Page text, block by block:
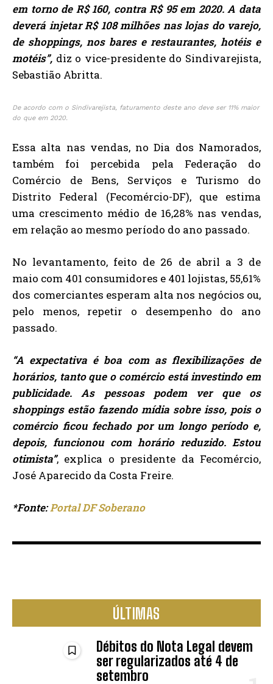
em torno de R$ 160, contra R$ 95 em 2020. A data
deverá injetar R$ 108 milhões nas lojas do varejo,
de shoppings, nos bares e restaurantes, hotéis e
motéis”, diz o vice-presidente do Sindivarejista,
Sebastião Abritta.
De acordo com o Sindivarejista, faturamento deste ano deve ser 11% maior
do que em 2020.
Essa alta nas vendas, no Dia dos Namorados,
também foi percebida pela Federação do
Comércio de Bens, Serviços e Turismo do
Distrito Federal (Fecomércio-DF), que estima
uma crescimento médio de 16,28% nas vendas,
em relação ao mesmo período do ano passado.
No levantamento, feito de 26 de abril a 3 de
maio com 401 consumidores e 401 lojistas, 55,61%
dos comerciantes esperam alta nos negócios ou,
pelo menos, repetir o desempenho do ano
passado.
“A expectativa é boa com as flexibilizações de
horários, tanto que o comércio está investindo em
publicidade. As pessoas podem ver que os
shoppings estão fazendo mídia sobre isso, pois o
comércio ficou fechado por um longo período e,
depois, funcionou com horário reduzido. Estou
otimista”, explica o presidente da Fecomércio,
José Aparecido da Costa Freire.
*Fonte:Portal DF Soberano
ÚLTIMAS
Débitos do Nota Legal devem
ser regularizados até 4 de
setembro